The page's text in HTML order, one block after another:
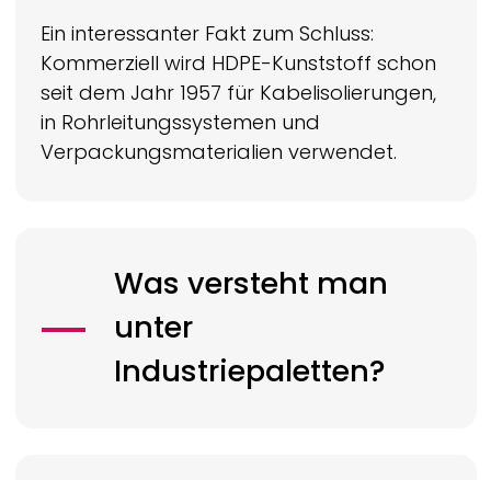
Ein interessanter Fakt zum Schluss:
Kommerziell wird HDPE-Kunststoff schon
seit dem Jahr 1957 für Kabelisolierungen,
in Rohrleitungssystemen und
Verpackungsmaterialien verwendet.
Was versteht man
unter
Industriepaletten?